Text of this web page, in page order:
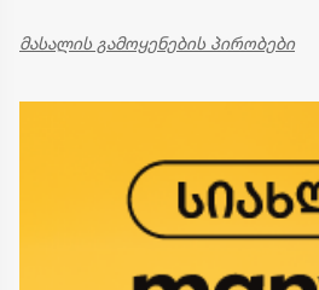
მასალის გამოყენების პირობები